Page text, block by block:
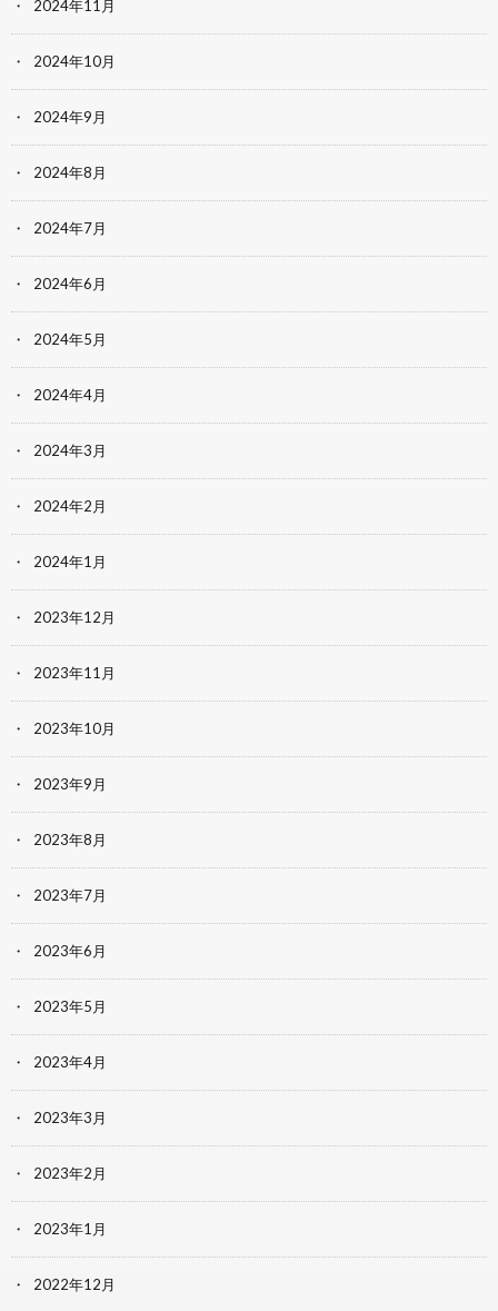
2024年11月
2024年10月
2024年9月
2024年8月
2024年7月
2024年6月
2024年5月
2024年4月
2024年3月
2024年2月
2024年1月
2023年12月
2023年11月
2023年10月
2023年9月
2023年8月
2023年7月
2023年6月
2023年5月
2023年4月
2023年3月
2023年2月
2023年1月
2022年12月